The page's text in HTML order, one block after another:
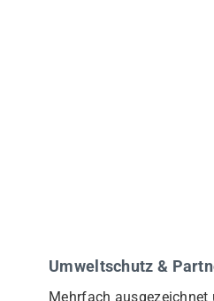
Umweltschutz &
Mehrfach